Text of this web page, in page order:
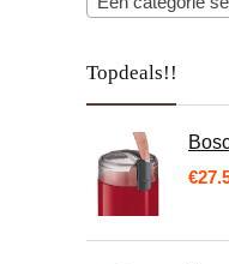
Topdeals!!
€